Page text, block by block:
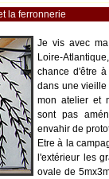
la ferronnerie
Je vis avec
Loire-
chance d'être
dans une vieille
mon atelier et
sont pas
envahir de
Etre à la
l'extérieur les
ovale de